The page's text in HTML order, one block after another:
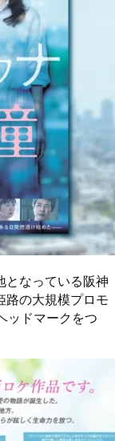
となっている阪神
路の大規模プロモ
ッドマークをつ